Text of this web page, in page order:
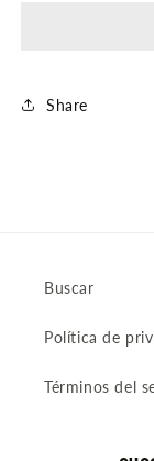
Share
Buscar
Política de
Términos del